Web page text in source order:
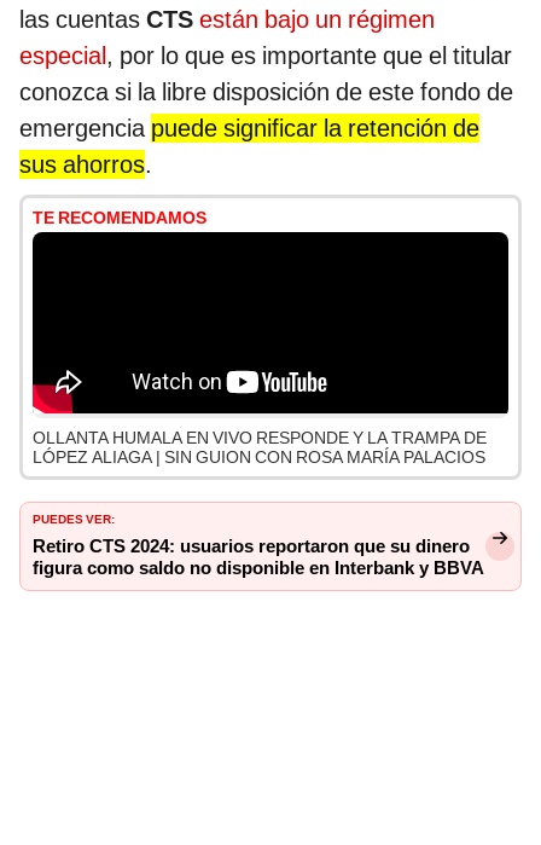
las cuentas CTS están bajo un régimen
especial, por lo que es importante que el titular
conozca si la libre disposición de este fondo de
emergencia puede significar la retención de
sus ahorros.
TE RECOMENDAMOS
OLLANTA HUMALA EN VIVO RESPONDE Y LA TRAMPA DE
LÓPEZ ALIAGA | SIN GUION CON ROSA MARÍA PALACIOS
PUEDES VER:
Retiro CTS 2024: usuarios reportaron que su dinero
figura como saldo no disponible en Interbank y BBVA